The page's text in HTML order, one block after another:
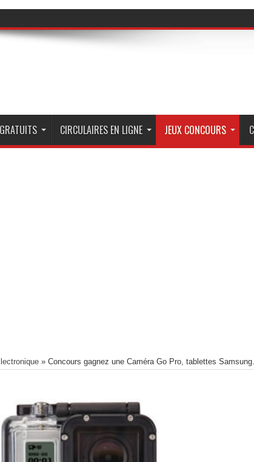
CIRCULAIRES EN LIGNE JEUX CONCOURS
» Concours gagnez une Caméra Go Pro, tablettes